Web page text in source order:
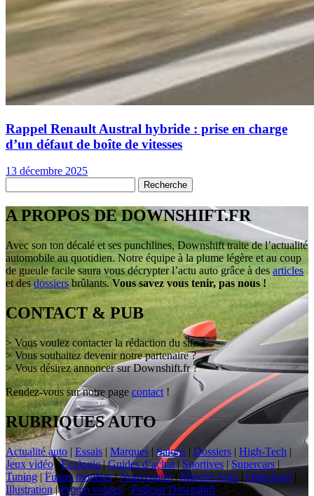
Rappel Renault Austral hybride : prise en charge
d’un défaut de boîte de vitesses
13 décembre 2025
A PROPOS DE DOWNSHIFT.FR
Avec son ton décalé et ses punchlines, Downshift traite de l’actualité
automobile au quotidien. Notre équipe à la plume légère et au coup
de gueule facile saura vous décrypter l’actu auto grâce à des articles
et des dossiers brûlants. Vous savez vous tenir, pas nous !
CONTACT & PUB
> Vous voulez contacter la rédaction du site ?
> Vous souhaitez devenir notre partenaire ?
> Vous désirez annoncer sur Downshift.fr ?
Rendez-vous sur notre page contact !
RUBRIQUES AUTO
Actualité auto | Essais | Marques |Salons | Dossiers | High-Tech |
Jeux vidéo|Ecologie|Guides d’achat | Sportives | Supercars |
Tuning|Futurs modèles|Nouveautés|Marché Auto | Oldschool |
Illustration|Promo voiture Podcast Downshift